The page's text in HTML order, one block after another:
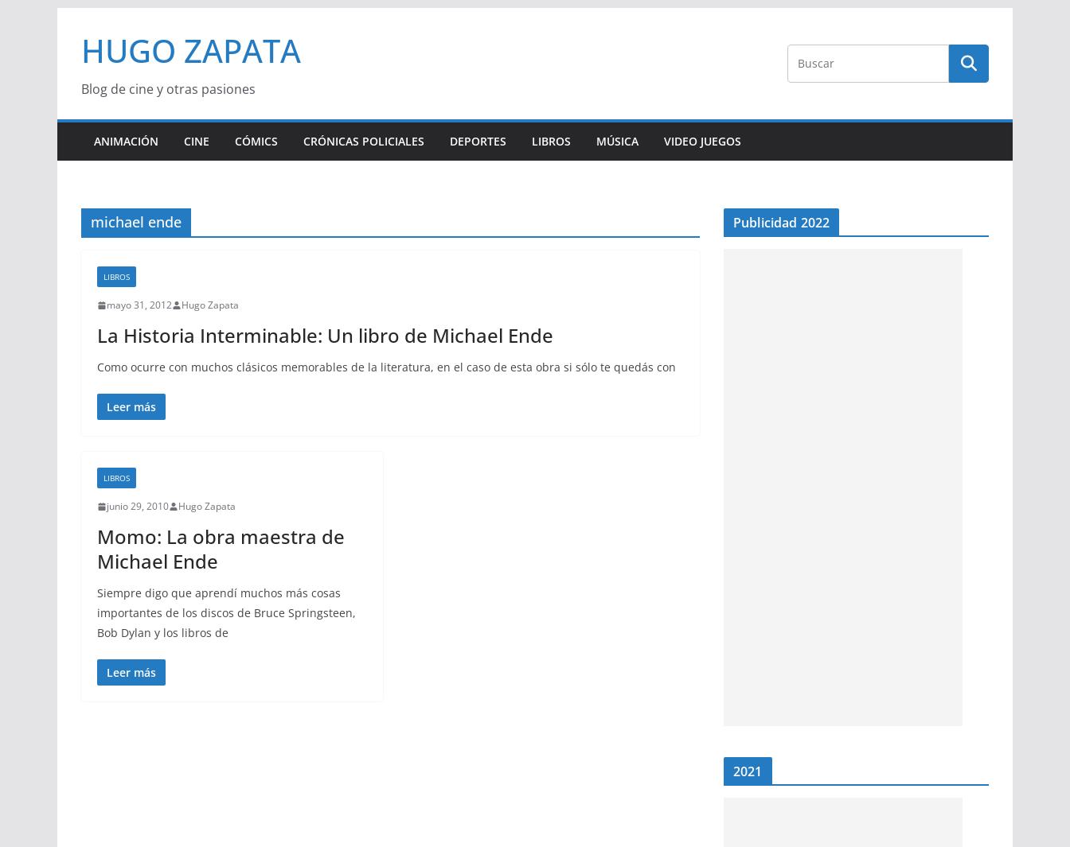
contenido
HUGO ZAPATA
Blog de cine y otras pasiones
ANIMACIÓN CINE CÓMICS CRÓNICAS POLICIALES DEPORTES LIBROS MÚSICA VIDEO JUEGOS
michael ende
LIBROS
mayo 31, 2012 Hugo Zapata
La Historia Interminable: Un libro de Michael Ende
Como ocurre con muchos clásicos memorables de la literatura, en el caso de esta obra si sólo te quedás con
Leer más
LIBROS
junio 29, 2010 Hugo Zapata
Momo: La obra maestra de
Michael Ende
Siempre digo que aprendí muchos más cosas
importantes de los discos de Bruce Springsteen,
Bob Dylan y los libros de
Leer más
Publicidad 2022
2021